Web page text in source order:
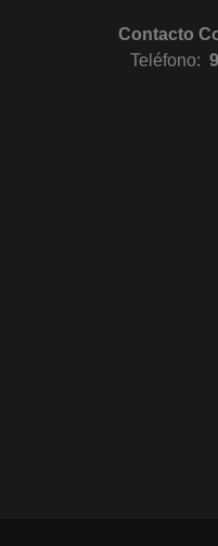
Contacto
Teléfono: